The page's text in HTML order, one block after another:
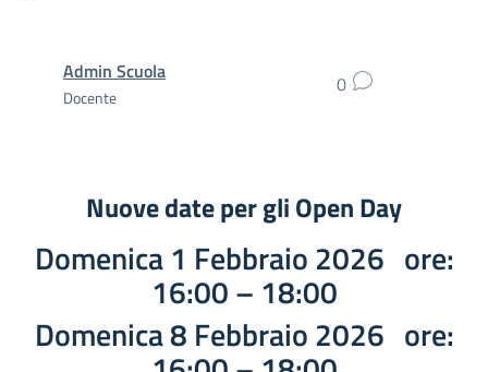
Admin Scuola
Docente 0
Nuove date per gli Open Day
Domenica 1 Febbraio 2026 ore:
16:00 – 18:00
Domenica 8 Febbraio 2026 ore: